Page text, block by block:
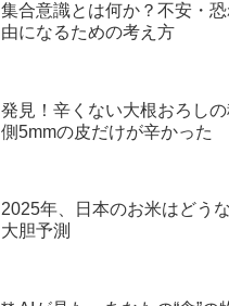
集合意識とは何か？不安・
由になるための考え方
発見！辛くない大根おろし
側5mmの皮だけが辛かった
2025年、日本のお米はどう
大胆予測